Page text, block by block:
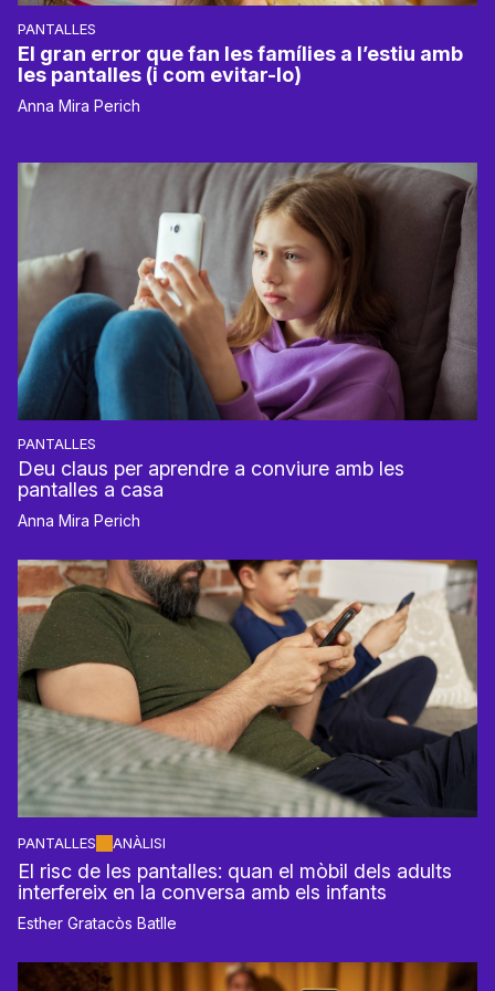
PANTALLES
El gran error que fan les famílies a l’estiu amb
les pantalles (i com evitar-lo)
Anna Mira Perich
PANTALLES
Deu claus per aprendre a conviure amb les
pantalles a casa
Anna Mira Perich
PANTALLES ANÀLISI
El risc de les pantalles: quan el mòbil dels adults
interfereix en la conversa amb els infants
Esther Gratacòs Batlle